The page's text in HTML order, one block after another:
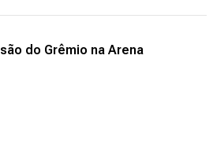
do Grêmio na Arena